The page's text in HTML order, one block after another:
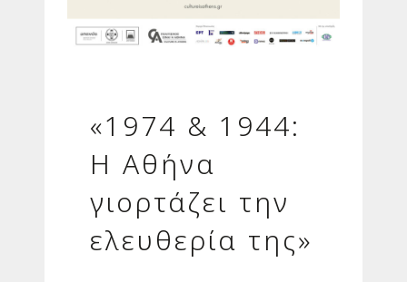
«1974 & 1944:
Η Αθήνα
γιορτάζει την
ελευθερία της»